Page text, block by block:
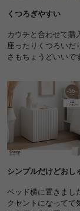
くつろぎやすい
カウチと合わせて購
座ったりくつろいだ
さもちょうどいいで
シンプルだけどおし
ベッド横に置きまし
クセントになってて